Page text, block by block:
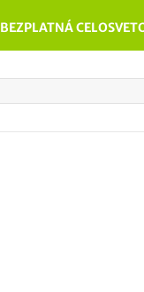
BEZPLATNÁ